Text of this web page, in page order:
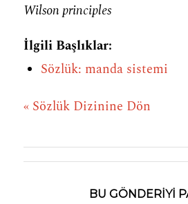
Wilson principles
İlgili Başlıklar:
Sözlük: manda sistemi
« Sözlük Dizinine Dön
BU GÖNDERIYI